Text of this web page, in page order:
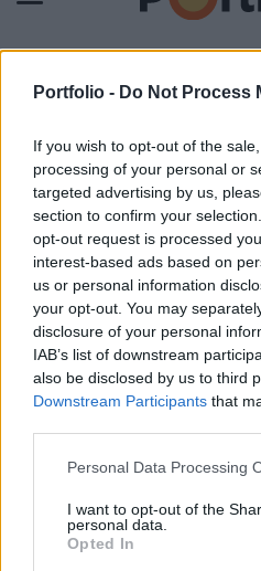
Portfolio - Do Not Process
If you wish to opt-out of the
processing of your personal or
targeted advertising by us,
section to confirm your
opt-out request is processed
interest-based ads based on
us or personal information
your opt-out. You may
disclosure of your personal
IAB’s list of downstream
also be disclosed by us to third
Downstream Participants that
Personal Data Processing
I want to opt-out of the
personal data.
Opted In
Mtelekom -
Portfolio
2006. szeptember 20. 15:10
A Magyar Telekom
Működő
október hó 9-én 11.00
Rendkívüli Közgyűlését,
napirendi pontokkal.
1, Az Igazgatóság
vizsgálatról 2, Az Alapszabály
3, A Felügyelő Bizottság